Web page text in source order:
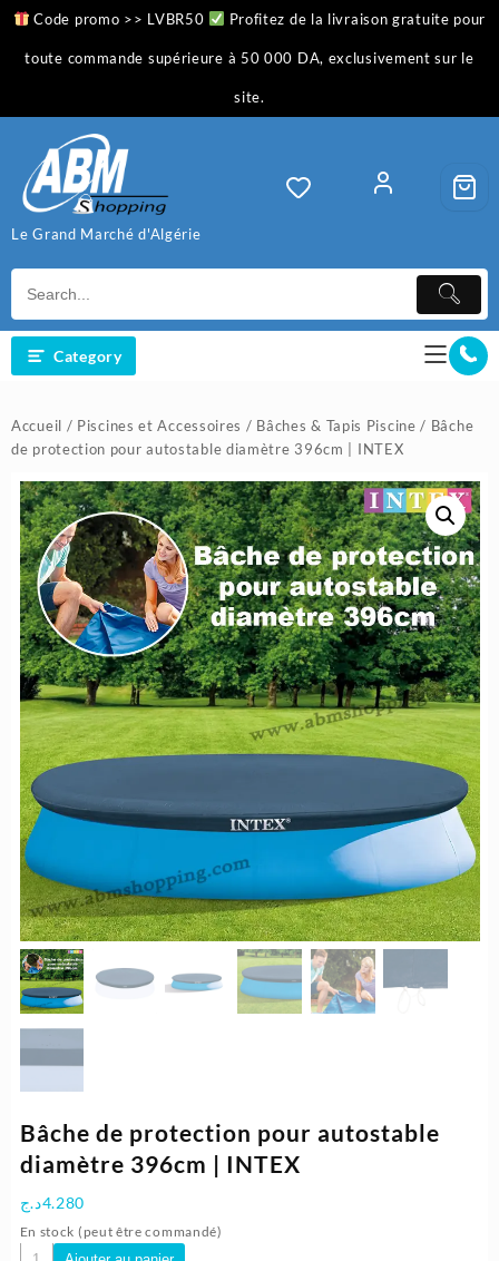
Skip
content
Code promo >> LVBR50 Profitez de la livraison gratuite pour
toute commande supérieure à 50 000 DA, exclusivement sur le
site.
Le Grand Marché d'Algérie
Category
Accueil / Piscines et Accessoires / Bâches & Tapis Piscine / Bâche
de protection pour autostable diamètre 396cm | INTEX
Bâche de protection pour autostable
diamètre 396cm | INTEX
4.280د.ج
En stock (peut être commandé)
quantité